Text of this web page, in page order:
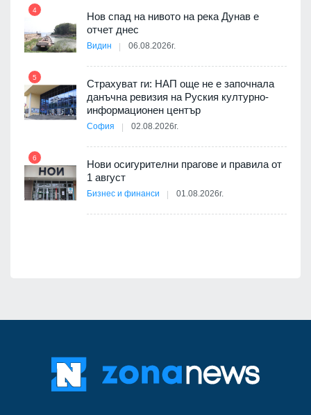
4
Нов спад на нивото на река Дунав е
отчет днес
Видин 06.08.2026г.
5
Страхуват ги: НАП още не е започнала
данъчна ревизия на Руския културно-
информационен център
София 02.08.2026г.
6
Нови осигурителни прагове и правила от
1 август
Бизнес и финанси 01.08.2026г.